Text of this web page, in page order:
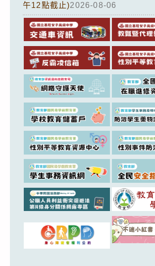
午12點截止)2026-08-06